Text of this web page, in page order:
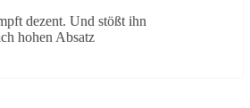
dezent. Und stößt ihn
hohen Absatz